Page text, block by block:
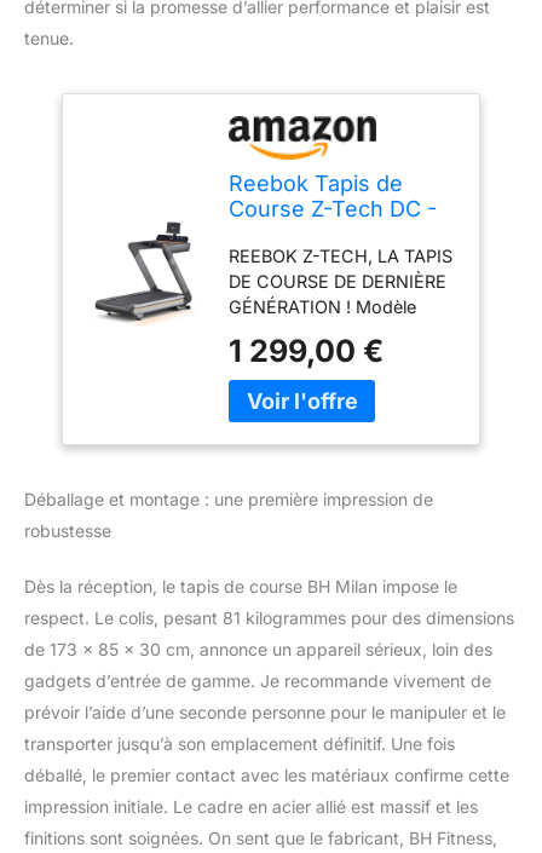
déterminer si la promesse d’allier performance et plaisir est
tenue.
Reebok Tapis de
Course Z-Tech DC -
Vitesse Max 20km/h -
154x55cm - Moteur
2,5ch - Moniteur LED
- Usage Domestique
REEBOK Z-TECH, LA TAPIS
DE COURSE DE DERNIÈRE
GÉNÉRATION ! Modèle
allie innovation et
performance pour vous
offrir une expérience
réglable et sa connectivité
plongent dans des séances
dynamiques et interactives.
système d'amortissement
et un écran LED de pointe,
le Z-Tech redéfinit
l'entraînement à domicile.
CONSOLE REEBOK,
ET ZWIFT. Elles vous
offrent des séances
1 299,00 €
Déballage et montage : une première impression de
robustesse
Dès la réception, le tapis de course BH Milan impose le
respect. Le colis, pesant 81 kilogrammes pour des dimensions
de 173 x 85 x 30 cm, annonce un appareil sérieux, loin des
gadgets d’entrée de gamme. Je recommande vivement de
prévoir l’aide d’une seconde personne pour le manipuler et le
transporter jusqu’à son emplacement définitif. Une fois
déballé, le premier contact avec les matériaux confirme cette
impression initiale. Le cadre en acier allié est massif et les
finitions sont soignées. On sent que le fabricant, BH Fitness,